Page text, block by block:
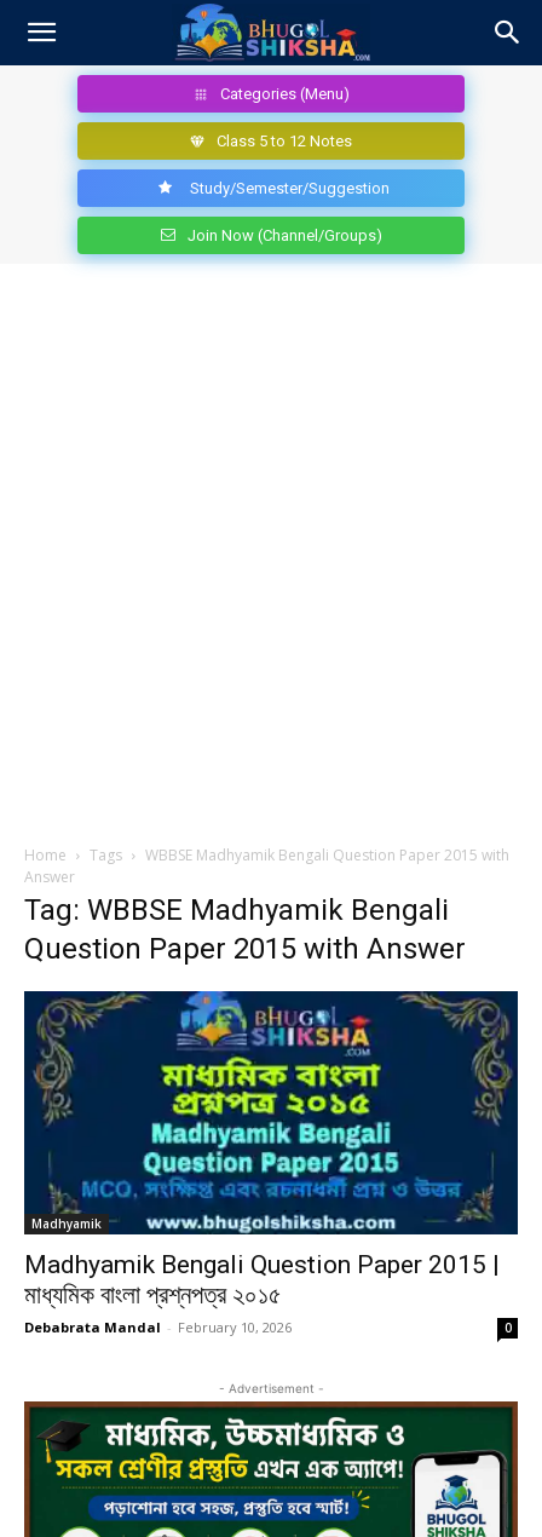
Categories (Menu)
Class 5 to 12 Notes
Study/Semester/Suggestion
Join Now (Channel/Groups)
Home Tags
WBBSE Madhyamik Bengali Question Paper 2015 with
Answer
Tag: WBBSE Madhyamik Bengali
Question Paper 2015 with Answer
Madhyamik
Madhyamik Bengali Question Paper 2015 |
মাধ্যমিক বাংলা প্রশ্নপত্র ২০১৫
Debabrata Mandal - February 10, 2026 0
- Advertisement -